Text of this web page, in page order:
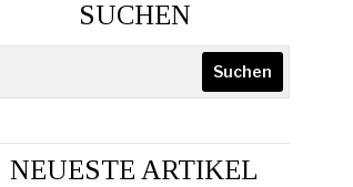
SUCHEN
Suchen
NEUESTE ARTIKEL